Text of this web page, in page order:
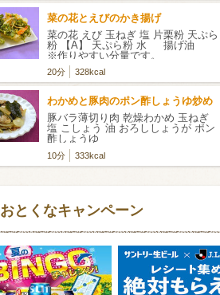
菜の花とえびのかき揚げ
菜の花 えび 玉ねぎ 塩 片栗粉 天ぷら
粉 【A】 天ぷら粉 水 揚げ油
※作りやすい分量です。
20分 328kcal
わかめと豚肉のポン酢しょうゆ炒め
豚バラ薄切り肉 乾燥わかめ 玉ねぎ
塩 こしょう 油 おろししょうが ポン
酢しょうゆ
10分 333kcal
おとくなキャンペーン